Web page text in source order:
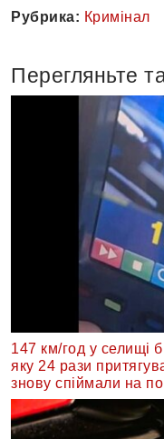
Рубрика: Кримінал
Перегляньте
147 км/год у селищі
яку 24 рази
знову спіймали на